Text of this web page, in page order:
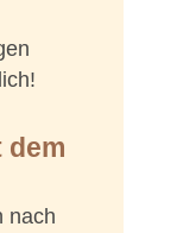
dem
nach